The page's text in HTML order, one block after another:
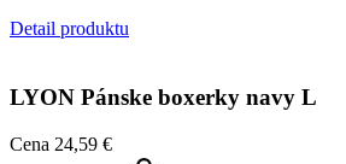
Detail produktu
LYON Pánske boxerky navy L
Cena 24,59 €